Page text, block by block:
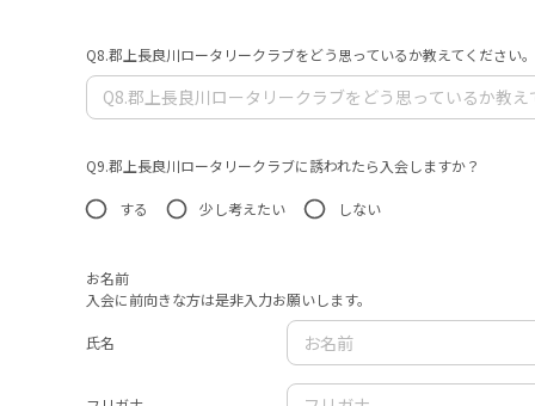
Q8.郡上長良川ロータリークラブをどう思っているか教えてください。
Q9.郡上長良川ロータリークラブに誘われたら入会しますか？
する 少し考えたい しない
お名前
入会に前向きな方は是非入力お願いします。
氏名